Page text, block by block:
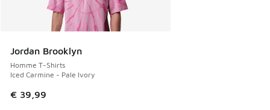
Jordan Brooklyn
Homme T-Shirts
Iced Carmine - Pale Ivory
€ 39,99